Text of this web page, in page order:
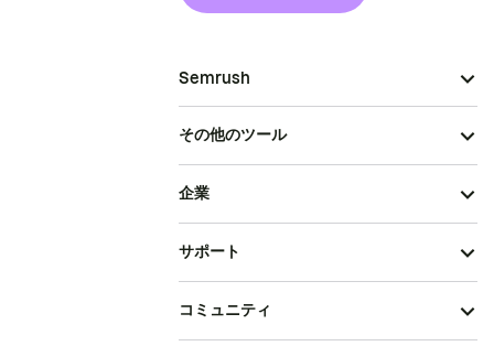
Semrush
その他のツール
企業
サポート
コミュニティ